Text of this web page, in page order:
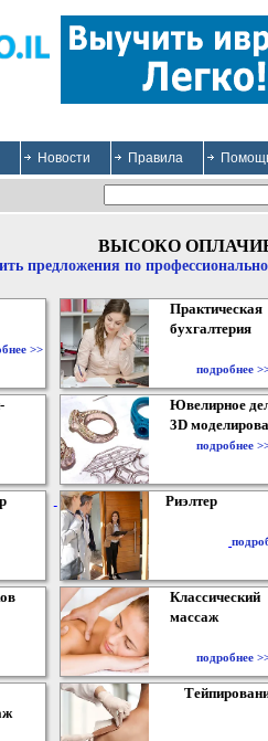
Новости Правила
ВЫСОКО
предложения по
>>
Практическая
бухгалтерия
подробнее
Ювелирное
3D
подробнее
Риэлтер
Классический
массаж
подробнее